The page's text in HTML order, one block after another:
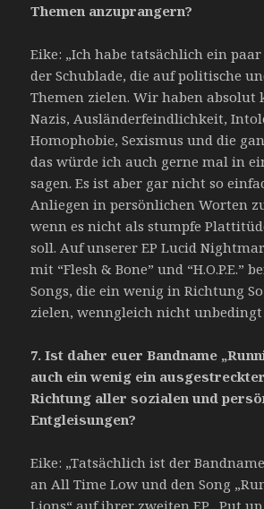
Themen anzuprangern?
Eike: „Ich habe tatsächlich ein
der Schublade, die auf politische
Themen zielen. Wir haben absolut
Nazis, Ausländerfeindlichkeit,
Homophobie, Sexismus und die
das würde ich auch gerne mal in
sagen. Es ist aber gar nicht so
Anliegen in persönlichen Worten
wenn es nicht als stumpfe
soll. Auf unserer EP Lucid
mit “Flesh & Bone” und “H.O.P.E.”
Songs, die ein wenig in Richtung
zielen, wenngleich nicht
7. Ist daher euer Bandname
auch ein wenig ein
Richtung aller sozialen und
Entgleisungen?
Eike: „Tatsächlich ist der
an All Time Low und den Song